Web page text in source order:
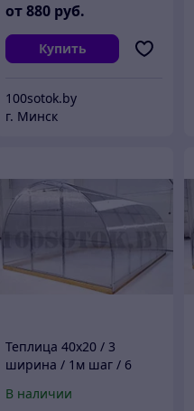
от880 руб.
Купить
100sotok.by
г. Минск
Теплица 40х20 / 3
ширина / 1м шаг / 6
В наличии